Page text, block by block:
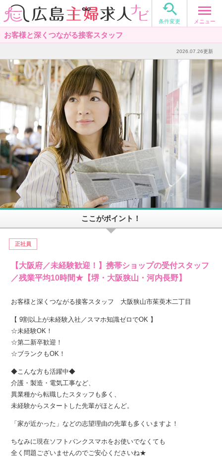

条件変更 メニュー
お客様と深くつながる接客スタッフ
2026.07.26更新
ここがポイント！
正社員
【大阪府／未経験歓迎！】携帯ショップの受付スタッフ
／残業平均10時間★【堺・大阪狭山・河内長野】
お客様と深くつながる接客スタッフ 大阪狭山市茱萸木二丁目
【 9割以上が未経験入社／スマホ知識ゼロでOK 】
☆未経験OK！
☆第二新卒歓迎！
☆ブランクもOK！
◆こんな方も活躍中◆
介護・製造・電気工事など、
異業種から転職したスタッフも多く、
未経験からスタートした先輩がほとんど。
「家が近かった」などの志望理由の先輩も多くいますよ！
ちなみに現在ソフトバンクスマホをお使いでなくても
全く問題ございませんのでご安心くださいね★